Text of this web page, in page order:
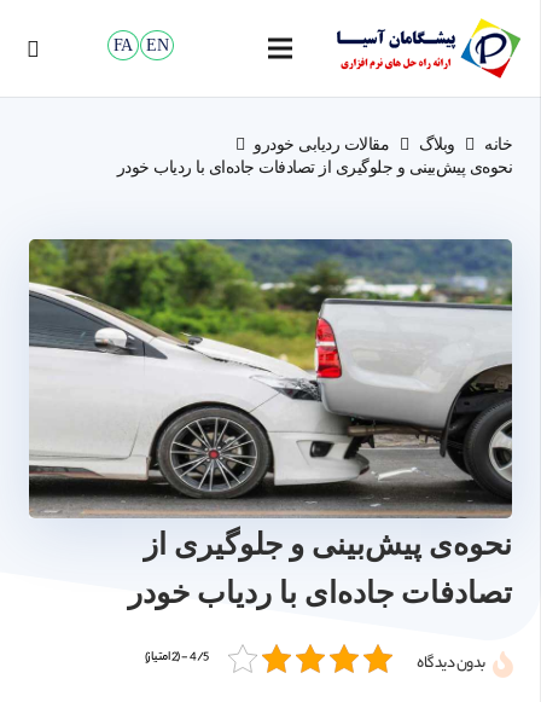
FA EN
خانه وبلاگ
مقالات ردیابی خودرو
نحوه‌ی پیش‌بینی و جلوگیری از تصادفات جاده‌ای با ردیاب خودر
نحوه‌ی پیش‌بینی و جلوگیری از
تصادفات جاده‌ای با ردیاب خودر
بدون دیدگاه 4/5 - (2 امتیاز)